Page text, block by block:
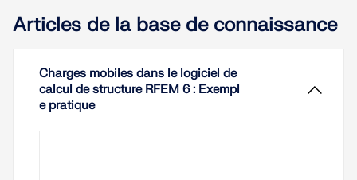
Articles de la base de connaissance
Charges mobiles dans le logiciel de
calcul de structure RFEM 6 : Exempl
e pratique